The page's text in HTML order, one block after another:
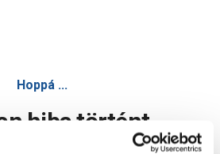
Hoppá ...
hiba történt